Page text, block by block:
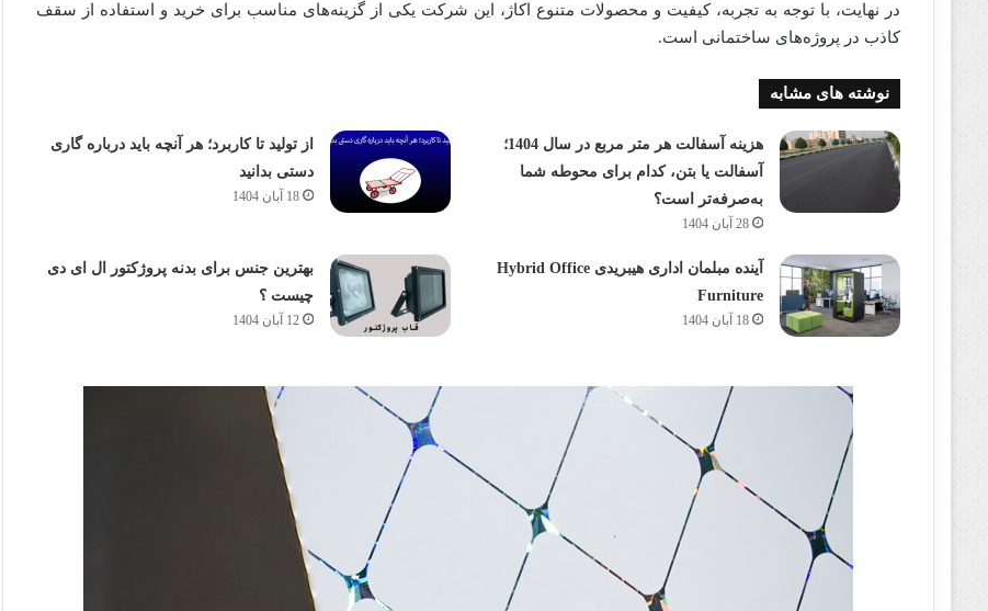
در نهایت، با توجه به تجربه، کیفیت و محصولات متنوع اکاژ، این شرکت یکی از گزینه‌های مناسب برای خرید و استفاده از سقف
کاذب در پروژه‌های ساختمانی است.
نوشته های مشابه
هزینه آسفالت هر متر مربع در سال 1404؛
آسفالت یا بتن، کدام برای محوطه شما
به‌صرفه‌تر است؟
28 آبان 1404
از تولید تا کاربرد؛ هر آنچه باید درباره گاری
دستی بدانید
18 آبان 1404
آینده مبلمان اداری هیبریدی Hybrid Office
Furniture
18 آبان 1404
بهترین جنس برای بدنه پروژکتور ال ای دی
چیست ؟
12 آبان 1404